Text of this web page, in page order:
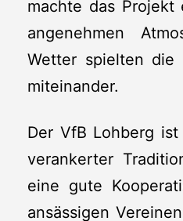
machte das
angenehmen
Wetter spielten die
miteinander.
Der VfB Lohberg
verankerter
eine gute
ansässigen